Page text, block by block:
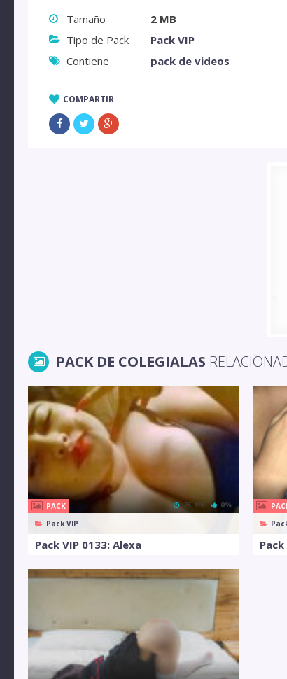
Tamaño
2 MB
Tipo de Pack
Pack VIP
Contiene
pack de videos
COMPARTIR
PACK DE COLEGIALAS
PACK
Pack VIP
23 MB 0%
Pack VIP 0133: Alexa